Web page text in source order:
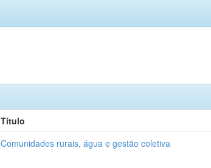
Título
Comunidades rurais, água e gestão coletiva